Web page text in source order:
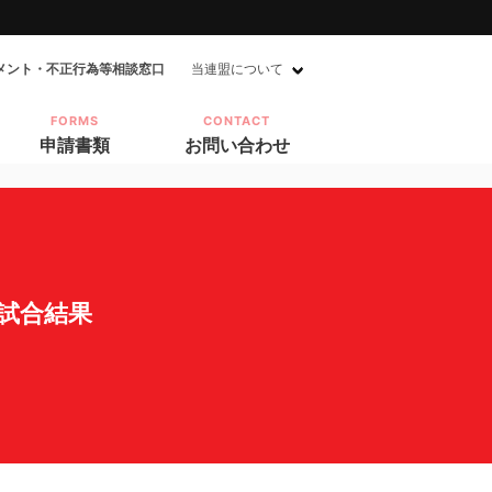
ント・不正行為等相談窓口 当連盟について
FORMS
申請書類
CONTACT
お問い合わせ
合結果